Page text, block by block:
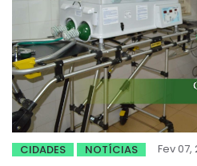
CIDADES NOTÍCIAS Fev 07,